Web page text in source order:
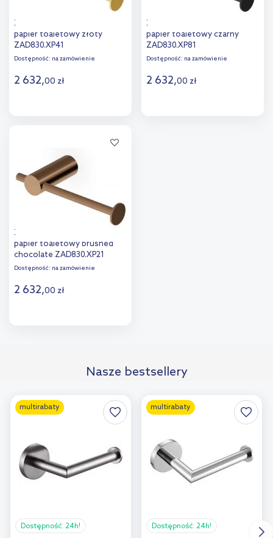
Zucchetti Helm uchwyt na
papier toaletowy złoty
ZAD830.XP41
Dostępność: na zamówienie
2 632,00 zł
porównania
Zucchetti Helm uchwyt na
papier toaletowy czarny
ZAD830.XP81
Dostępność: na zamówienie
2 632,00 zł
Zucchetti Helm uchwyt na
papier toaletowy brushed
chocolate ZAD830.XP21
Dostępność: na zamówienie
2 632,00 zł
porównaniaNasze bestsellery
multirabaty
Dostępność: 24h!
multirabaty
Dostępność: 24h!